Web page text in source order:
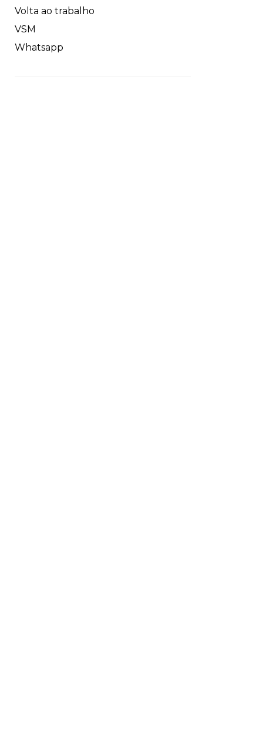
Volta ao trabalho
VSM
Whatsapp